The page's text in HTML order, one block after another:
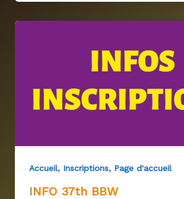
Accueil, Inscriptions, Page d'accueil
INFO 37th BBW